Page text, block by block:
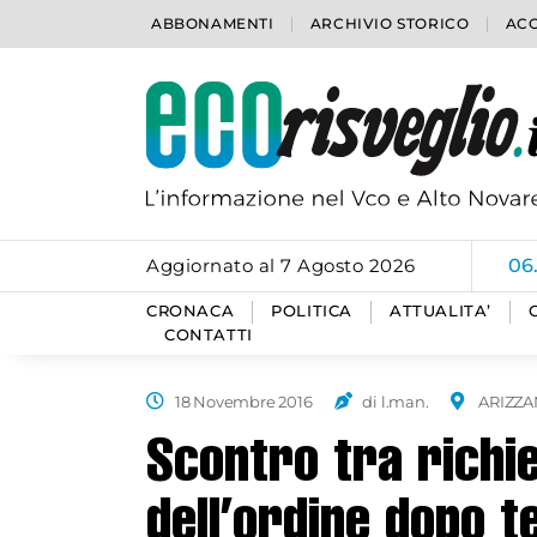
ABBONAMENTI ARCHIVIO STORICO
Aggiornato al 7 Agosto 2026
CRONACA POLITICA ATTUALITA’
CONTATTI
18 Novembre 2016 di l.man.
Scontro tra